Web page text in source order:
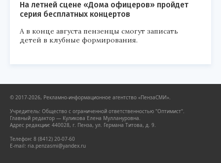
На летней сцене «Дома офицеров» пройдет
серия бесплатных концертов
А в конце августа пензенцы смогут записать
детей в клубные формирования.
© 2017-2026, Рекламно-информационное агентство «ПензаСМИ».
Учредитель: Общество с ограниченной ответственностью "Оптимист".
Главный редактор — Куликова Елена Муллануровна.
Адрес редакции: 440028, г. Пенза, ул. Германа Титова, д. 9.
Телефон: 8 (8412) 20-07-60
E-mail: ria.penzasmi@yandex.ru